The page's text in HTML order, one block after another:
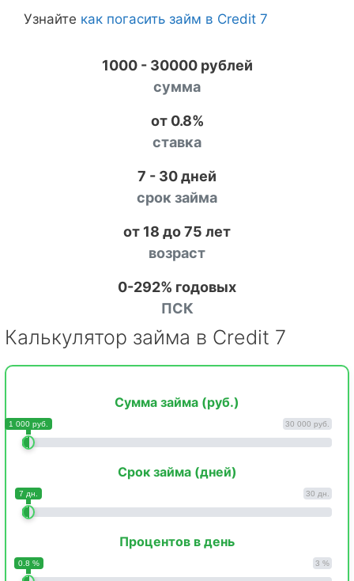
Узнайте как погасить займ в Credit 7
1000 - 30000 рублей
сумма
от 0.8%
ставка
7 - 30 дней
срок займа
от 18 до 75 лет
возраст
0-292% годовых
ПСК
Калькулятор займа в Credit 7
Сумма займа (руб.)
30 000 руб.
1 000 руб.
Срок займа (дней)
30 дн.
7 дн.
Процентов в день
3 %
0.8 %